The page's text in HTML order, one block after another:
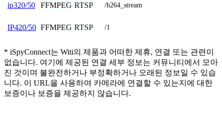
ip320/50 FFMPEG RTSP /h264_stream
IP420/50 FFMPEG RTSP /1
* iSpyConnect는 Witi의 제품과 어떠한 제휴, 연결 또는 관련이
없습니다. 여기에 제공된 연결 세부 정보는 커뮤니티에서 모아
진 것이며 불완전하거나 부정확하거나 오래된 정보일 수 있습
니다. 이 URL을 사용하여 카메라에 연결할 수 있는지에 대한
보증이나 보증을 제공하지 않습니다.